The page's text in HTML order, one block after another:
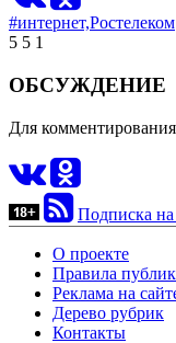
#интернет,Ростелеком
5 5 1
ОБСУЖДЕНИЕ
Для
Подписка на
О проекте
Правила
Реклама на
Дерево рубрик
Контакты